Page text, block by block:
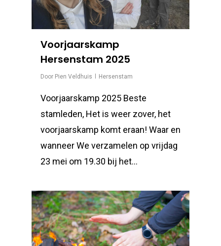
Voorjaarskamp
Hersenstam 2025
Door Pien Veldhuis Hersenstam
Voorjaarskamp 2025 Beste
stamleden, Het is weer zover, het
voorjaarskamp komt eraan! Waar en
wanneer We verzamelen op vrijdag
23 mei om 19.30 bij het...